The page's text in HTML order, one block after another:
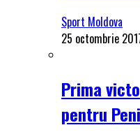
Sport Moldova
25 octombrie
Prima
pentru